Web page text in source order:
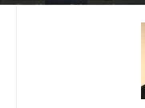
Por Nestor Schumacher -